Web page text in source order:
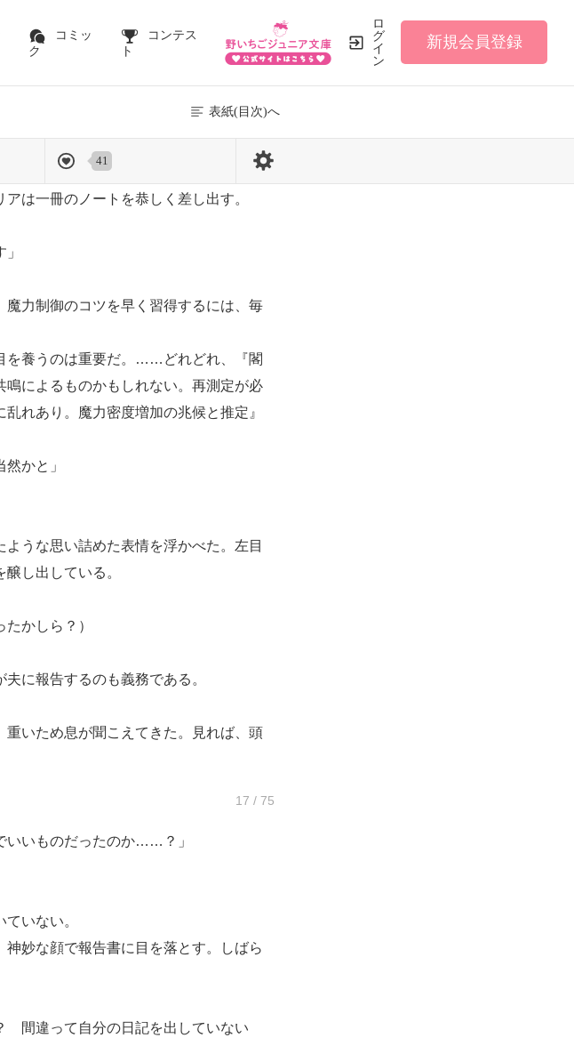
コミッ
ク
コンテス
ト
ロ
グ
イ
ン
新規会員登録
表紙(目次)へ
41 16 / 75
は一冊のノートを恭しく差し出す。
魔力制御のコツを早く習得するには、毎
を養うのは重要だ。……どれどれ、『閣
によるものかもしれない。再測定が必
れあり。魔力密度増加の兆候と推定』
かと」
うな思い詰めた表情を浮かべた。左目
し出している。
かしら？）
に報告するのも義務である。
いため息が聞こえてきた。見れば、頭
17 / 75
いものだったのか……？」
いない。
妙な顔で報告書に目を落とす。しばら
間違って自分の日記を出していない